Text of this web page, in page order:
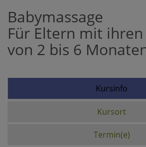
Babymassage
Für Eltern mit ihren
von 2 bis 6
Kursinfo
Kursort
Termin(e)